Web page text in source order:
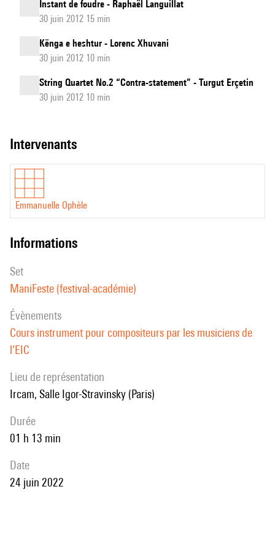
Instant de foudre - Raphaël Languillat
30 juin 2012 15 min
Kënga e heshtur - Lorenc Xhuvani
30 juin 2012 10 min
String Quartet No.2 “Contra-statement” - Turgut Erçetin
30 juin 2012 10 min
intervenants
Emmanuelle Ophèle
informations
set
ManiFeste (festival-académie)
évènements
Cours instrument pour compositeurs par les musiciens de
l’EIC
Lieu de représentation
Ircam, Salle Igor-Stravinsky (Paris)
durée
01 h 13 min
date
24 juin 2022